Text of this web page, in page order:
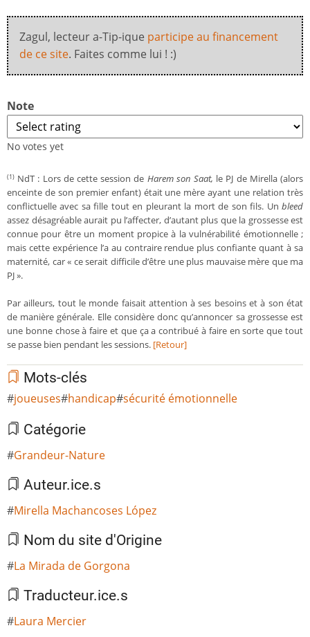
Zagul, lecteur a-Tip-ique participe au financement
de ce site. Faites comme lui ! :)
Note
No votes yet
(1) NdT : Lors de cette session de Harem son Saat, le PJ de Mirella (alors
enceinte de son premier enfant) était une mère ayant une relation très
conflictuelle avec sa fille tout en pleurant la mort de son fils. Un bleed
assez désagréable aurait pu l’affecter, d’autant plus que la grossesse est
connue pour être un moment propice à la vulnérabilité émotionnelle ;
mais cette expérience l’a au contraire rendue plus confiante quant à sa
maternité, car « ce serait difficile d’être une plus mauvaise mère que ma
PJ ».
Par ailleurs, tout le monde faisait attention à ses besoins et à son état
de manière générale. Elle considère donc qu’annoncer sa grossesse est
une bonne chose à faire et que ça a contribué à faire en sorte que tout
se passe bien pendant les sessions. [Retour]
Mots-clés
joueuses handicap sécurité émotionnelle
Catégorie
Grandeur-Nature
Auteur.ice.s
Mirella Machancoses López
Nom du site d'Origine
La Mirada de Gorgona
Traducteur.ice.s
Laura Mercier